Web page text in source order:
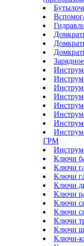
ГРМ
Ключи
Ключи
Ключи
Ключи
Ключи
Ключи
Ключи
Ключи
Ключи
Ключи-